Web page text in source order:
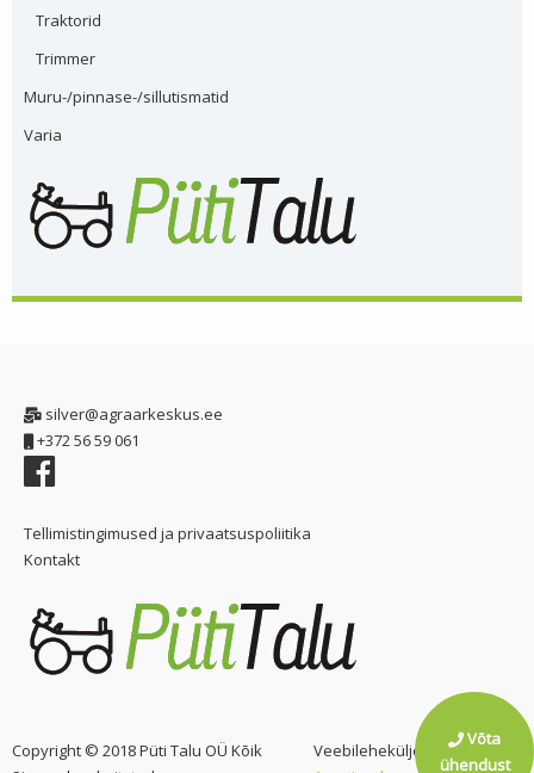
Võta
ühendust
Traktorid
Trimmer
Muru-/pinnase-/sillutismatid
Varia
silver@agraarkeskus.ee
+372 56 59 061
Tellimistingimused ja privaatsuspoliitika
Kontakt
Copyright © 2018 Püti Talu OÜ Kõik
Veebilehekülje arendas